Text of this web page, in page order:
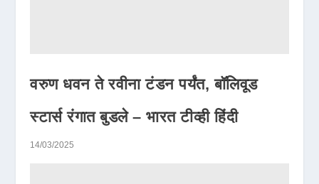
वरुण धवन ते रवीना टंडन पर्यंत, बॉलिवूड
स्टार्स रंगात बुडले – भारत टीव्ही हिंदी
14/03/2025